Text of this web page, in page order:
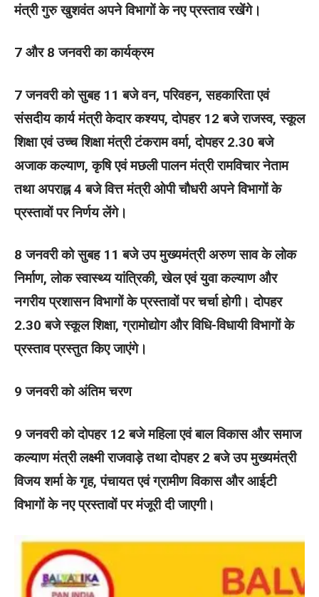
मंत्री गुरु खुशवंत अपने विभागों के नए प्रस्ताव रखेंगे।
7 और 8 जनवरी का कार्यक्रम
7 जनवरी को सुबह 11 बजे वन, परिवहन, सहकारिता एवं
संसदीय कार्य मंत्री केदार कश्यप, दोपहर 12 बजे राजस्व, स्कूल
शिक्षा एवं उच्च शिक्षा मंत्री टंकराम वर्मा, दोपहर 2.30 बजे
अजाक कल्याण, कृषि एवं मछली पालन मंत्री रामविचार नेताम
तथा अपराह्न 4 बजे वित्त मंत्री ओपी चौधरी अपने विभागों के
प्रस्तावों पर निर्णय लेंगे।
8 जनवरी को सुबह 11 बजे उप मुख्यमंत्री अरुण साव के लोक
निर्माण, लोक स्वास्थ्य यांत्रिकी, खेल एवं युवा कल्याण और
नगरीय प्रशासन विभागों के प्रस्तावों पर चर्चा होगी। दोपहर
2.30 बजे स्कूल शिक्षा, ग्रामोद्योग और विधि-विधायी विभागों के
प्रस्ताव प्रस्तुत किए जाएंगे।
9 जनवरी को अंतिम चरण
9 जनवरी को दोपहर 12 बजे महिला एवं बाल विकास और समाज
कल्याण मंत्री लक्ष्मी राजवाड़े तथा दोपहर 2 बजे उप मुख्यमंत्री
विजय शर्मा के गृह, पंचायत एवं ग्रामीण विकास और आईटी
विभागों के नए प्रस्तावों पर मंजूरी दी जाएगी।